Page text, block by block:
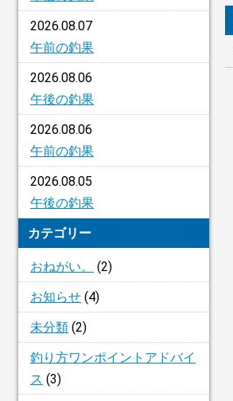
2026.08.07
午前の釣果
2026.08.06
午後の釣果
2026.08.06
午前の釣果
2026.08.05
午後の釣果
カテゴリー
おねがい。
(2)
お知らせ (4)
未分類 (2)
釣り方ワンポイントアドバイ
ス (3)